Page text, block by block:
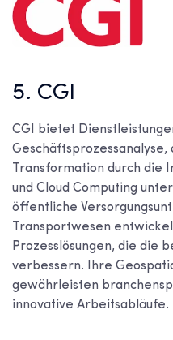
5. CGI
CGI bietet
Geschäftsprozessanalyse,
Transformation durch die
und Cloud Computing
öffentliche
Transportwesen
Prozesslösungen, die die
verbessern. Ihre
gewährleisten
innovative Arbeitsabläufe.